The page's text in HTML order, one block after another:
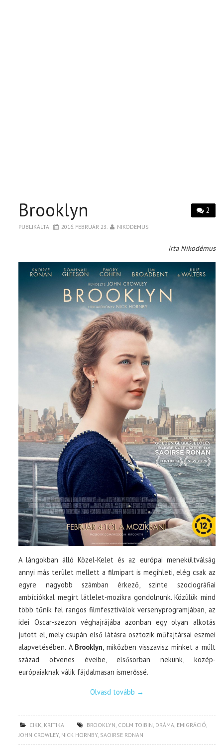
2
Brooklyn
PUBLIKÁLTA 2016. FEBRUÁR 23. NIKODEMUS
írta Nikodémus
A lángokban álló Közel-Kelet és az európai menekültválság
annyi más terület mellett a filmipart is megihleti, elég csak az
egyre nagyobb számban érkező, szinte szociográfiai
ambíciókkal megírt látlelet-mozikra gondolnunk. Közülük mind
több tűnik fel rangos filmfesztiválok versenyprogramjában, az
idei Oscar-szezon véghajrájába azonban egy olyan alkotás
jutott el, mely csupán első látásra osztozik műfajtársai eszmei
alapvetésében. A Brooklyn, miközben visszavisz minket a múlt
század ötvenes éveibe, elsősorban nekünk, közép-
európaiaknak válik fájdalmasan ismerőssé.
Olvasd tovább →
CIKK KRITIKA BROOKLYN COLM TOIBIN DRÁMA EMIGRÁCIÓ
JOHN CROWLEY, NICK HORNBY, SAOIRSE RONAN